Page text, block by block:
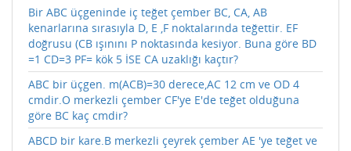
Bir ABC üçgeninde iç teğet çember BC, CA, AB
kenarlarına sırasıyla D, E ,F noktalarında teğettir. EF
doğrusu (CB ışınını P noktasında kesiyor. Buna göre BD
=1 CD=3 PF= kök 5 İSE CA uzaklığı kaçtır?
ABC bir üçgen. m(ACB)=30 derece,AC 12 cm ve OD 4
cmdir.O merkezli çember CF'ye E'de teğet olduğuna
göre BC kaç cmdir?
ABCD bir kare.B merkezli çeyrek çember AE 'ye teğet ve